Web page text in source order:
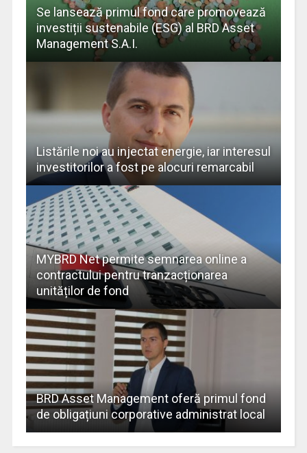
Se lansează primul fond care promovează
investiții sustenabile (ESG) al BRD Asset
Management S.A.I.
Listările noi au injectat energie, iar interesul
investitorilor a fost pe alocuri remarcabil
MYBRD Net permite semnarea online a
contractului pentru tranzacționarea
unităților de fond
BRD Asset Management oferă primul fond
de obligațiuni corporative administrat local